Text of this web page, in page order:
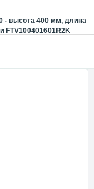
- высота 400 мм, длина